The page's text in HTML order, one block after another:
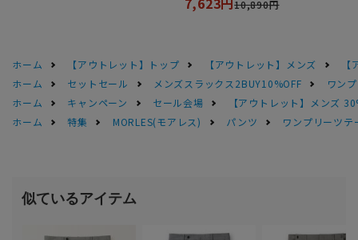
10,890円
ホーム 【アウトレット】トップ 【アウトレット】メンズ
ホーム
セットセール メンズスラックス2BUY10%OFF
ワン
ホーム
キャンペーン セール会場
【アウトレット】メンズ
ホーム
特集 MORLES(モアレス) パンツ ワンプリーツ